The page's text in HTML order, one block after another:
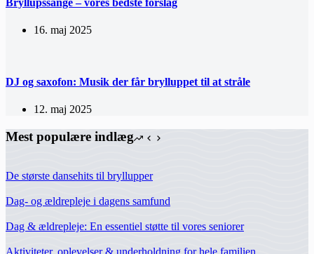
Bryllupssange – vores bedste forslag
16. maj 2025
DJ og saxofon: Musik der får brylluppet til at stråle
12. maj 2025
Mest populære indlæg
De største dansehits til bryllupper
Dag- og ældrepleje i dagens samfund
Dag & ældrepleje: En essentiel støtte til vores seniorer